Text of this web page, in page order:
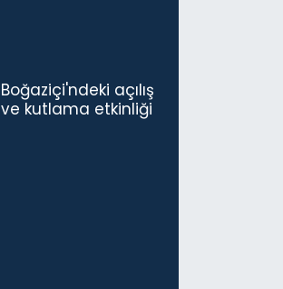
Boğaziçi'ndeki açılış
ve kutlama etkinliği